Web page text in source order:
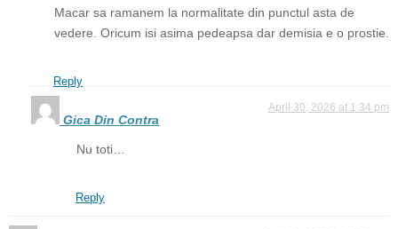
Macar sa ramanem la normalitate din punctul asta de
vedere. Oricum isi asima pedeapsa dar demisia e o prostie.
Reply
Gica Din Contra
April 30, 2026 at 1:34 pm
Nu toti…
Reply